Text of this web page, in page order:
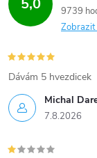
9739
Zobrazit
Michal
7.8.2026
Dávám 5 hvezdicek